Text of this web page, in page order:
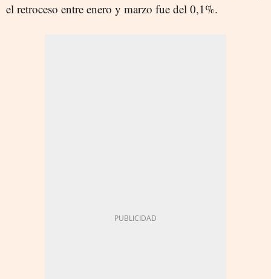
el retroceso entre enero y marzo fue del 0,1%.